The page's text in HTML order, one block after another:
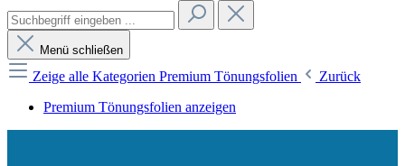
Menü schließen
Zeige alle Kategorien Premium Tönungsfolien
Zurück
Premium Tönungsfolien anzeigen